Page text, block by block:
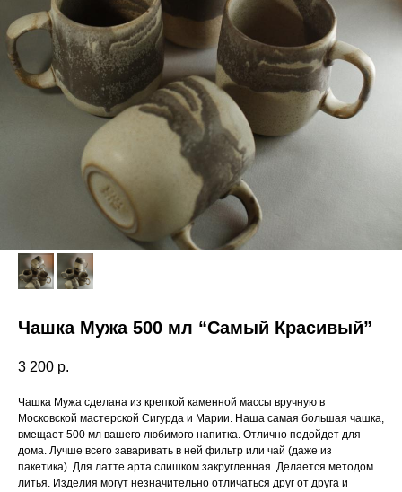
Чашка Мужа 500 мл “Самый Красивый”
3 200 р.
Чашка Мужа сделана из крепкой каменной массы вручную в
Московской мастерской Сигурда и Марии. Наша самая большая чашка,
вмещает 500 мл вашего любимого напитка. Отлично подойдет для
дома. Лучше всего заваривать в ней фильтр или чай (даже из
пакетика). Для латте арта слишком закругленная. Делается методом
литья. Изделия могут незначительно отличаться друг от друга и